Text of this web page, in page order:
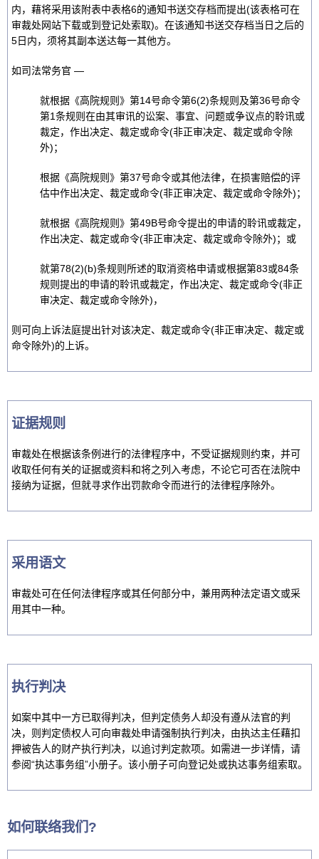
内，藉将采用该附表中表格6的通知书送交存档而提出(该表格可在
审裁处网站下载或到登记处索取)。在该通知书送交存档当日之后的
5日内，须将其副本送达每一其他方。
如司法常务官 —
就根据《高院规则》第14号命令第6(2)条规则及第36号命令
第1条规则在由其审讯的讼案、事宜、问题或争议点的聆讯或
裁定，作出决定、裁定或命令(非正审决定、裁定或命令除
外)；
根据《高院规则》第37号命令或其他法律，在损害赔偿的评
估中作出决定、裁定或命令(非正审决定、裁定或命令除外)；
就根据《高院规则》第49B号命令提出的申请的聆讯或裁定，
作出决定、裁定或命令(非正审决定、裁定或命令除外)；或
就第78(2)(b)条规则所述的取消资格申请或根据第83或84条
规则提出的申请的聆讯或裁定，作出决定、裁定或命令(非正
审决定、裁定或命令除外)，
则可向上诉法庭提出针对该决定、裁定或命令(非正审决定、裁定或
命令除外)的上诉。
证据规则
审裁处在根据该条例进行的法律程序中，不受证据规则约束，并可
收取任何有关的证据或资料和将之列入考虑，不论它可否在法院中
接纳为证据，但就寻求作出罚款命令而进行的法律程序除外。
采用语文
审裁处可在任何法律程序或其任何部分中，兼用两种法定语文或采
用其中一种。
执行判决
如案中其中一方已取得判决，但判定债务人却没有遵从法官的判
决，则判定债权人可向审裁处申请强制执行判决，由执达主任藉扣
押被告人的财产执行判决，以追讨判定款项。如需进一步详情，请
参阅“执达事务组”小册子。该小册子可向登记处或执达事务组索取。
如何联络我们?